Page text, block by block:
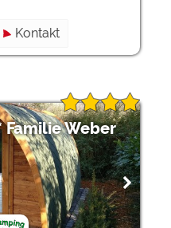
Kontakt
Familie Weber